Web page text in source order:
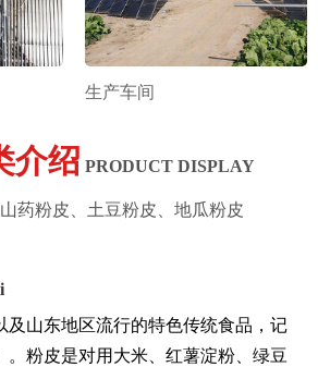
生产车间
介绍 PRODUCT DISPLAY
药粉皮、土豆粉皮、地瓜粉皮
及山东地区流行的特色传统食品，记
。粉皮是对用大米、红薯淀粉、绿豆